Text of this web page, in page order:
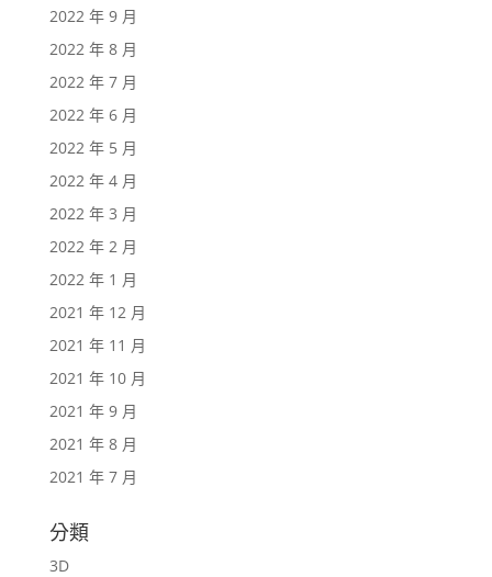
2022 年 9 月
2022 年 8 月
2022 年 7 月
2022 年 6 月
2022 年 5 月
2022 年 4 月
2022 年 3 月
2022 年 2 月
2022 年 1 月
2021 年 12 月
2021 年 11 月
2021 年 10 月
2021 年 9 月
2021 年 8 月
2021 年 7 月
分類
3D